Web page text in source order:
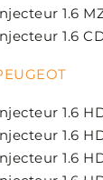
1.6
1.6
1.6
1.6
1.6